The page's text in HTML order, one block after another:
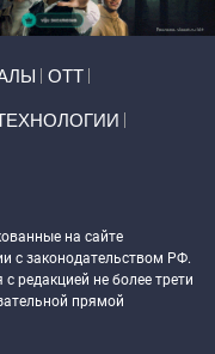
ОТТ
на сайте
с законодательством РФ.
редакцией не более трети
прямой